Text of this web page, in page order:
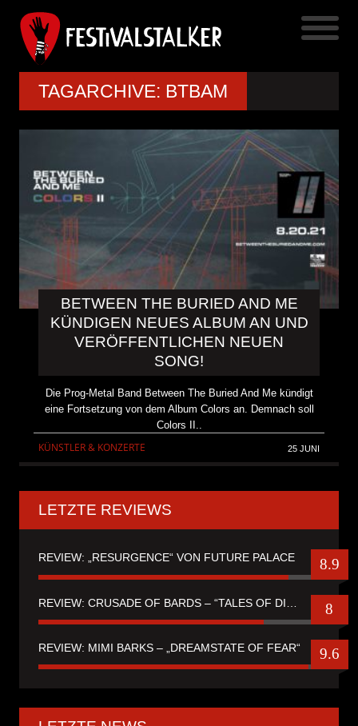
TAGARCHIVE: BTBAM
BETWEEN THE BURIED AND ME
KÜNDIGEN NEUES ALBUM AN UND
VERÖFFENTLICHEN NEUEN
SONG!
Die Prog-Metal Band Between The Buried And Me kündigt
eine Fortsetzung von dem Album Colors an. Demnach soll
Colors II..
KÜNSTLER & KONZERTE 25 JUNI
LETZTE REVIEWS
REVIEW: „RESURGENCE“ VON FUTURE PALACE 8.9
8
REVIEW: MIMI BARKS – „DREAMSTATE OF FEAR“ 9.6